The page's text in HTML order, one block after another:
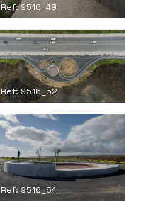
Ref: 9516_49
Ref: 9516_52
Ref: 9516_54